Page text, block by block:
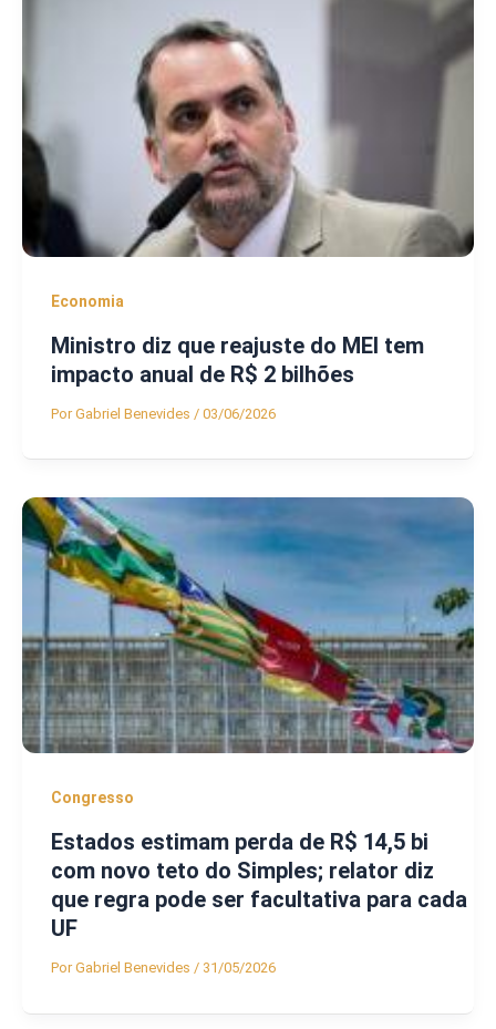
Economia
Ministro diz que reajuste do MEI tem
impacto anual de R$ 2 bilhões
PorGabriel Benevides / 03/06/2026
Congresso
Estados estimam perda de R$ 14,5 bi
com novo teto do Simples; relator diz
que regra pode ser facultativa para cada
UF
PorGabriel Benevides / 31/05/2026